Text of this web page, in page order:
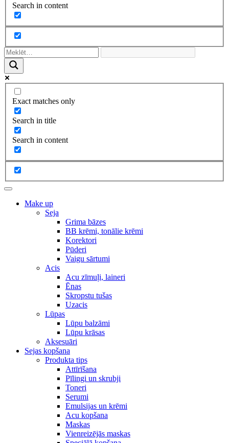
Search in content
Exact matches only
Search in title
Search in content
Make up
Seja
Grima bāzes
BB krēmi, tonālie krēmi
Korektori
Pūderi
Vaigu sārtumi
Acis
Acu zīmuļi, laineri
Ēnas
Skropstu tušas
Uzacis
Lūpas
Lūpu balzāmi
Lūpu krāsas
Aksesuāri
Sejas kopšana
Produkta tips
Attīrīšana
Pīlingi un skrubji
Toneri
Serumi
Emulsijas un krēmi
Acu kopšana
Maskas
Vienreizējās maskas